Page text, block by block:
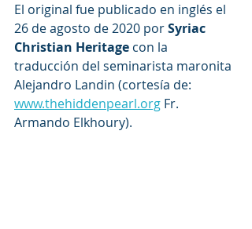
El original fue publicado en inglés el
26 de agosto de 2020 por Syriac
Christian Heritage con la
traducción del seminarista maronita
Alejandro Landin (cortesía de:
www.thehiddenpearl.org Fr.
Armando Elkhoury).